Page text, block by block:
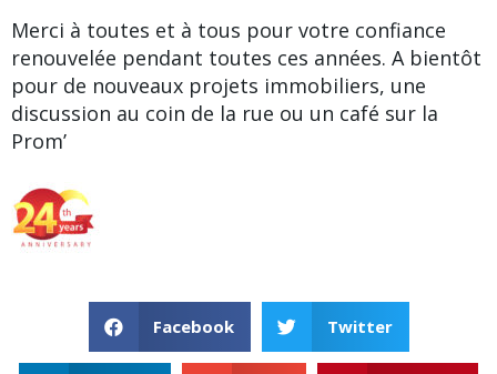
Merci à toutes et à tous pour votre confiance
renouvelée pendant toutes ces années. A bientôt
pour de nouveaux projets immobiliers, une
discussion au coin de la rue ou un café sur la
Prom’
Facebook Twitter